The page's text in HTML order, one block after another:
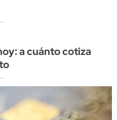
a cuánto cotiza